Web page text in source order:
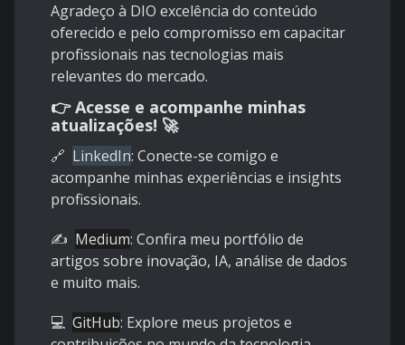
Agradeço à DIO excelência do conteúdo
oferecido e pelo compromisso em capacitar
profissionais nas tecnologias mais
relevantes do mercado.
👉 Acesse e acompanhe minhas
atualizações! 🚀
🔗 LinkedIn: Conecte-se comigo e
acompanhe minhas experiências e insights
profissionais.
✍️ Medium: Confira meu portfólio de
artigos sobre inovação, IA, análise de dados
e muito mais.
💻 GitHub: Explore meus projetos e